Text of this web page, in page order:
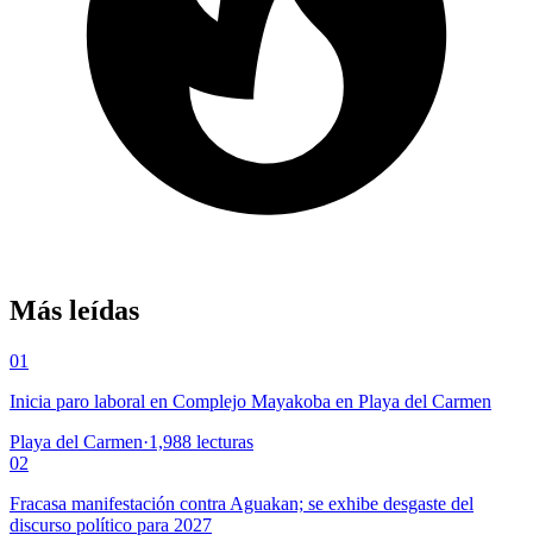
Más leídas
01
Inicia paro laboral en Complejo Mayakoba en Playa del Carmen
Playa del Carmen·1,988 lecturas
02
Fracasa manifestación contra Aguakan; se exhibe desgaste del
discurso político para 2027